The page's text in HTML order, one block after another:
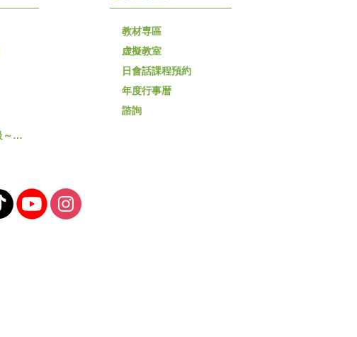
線上課程｜五十音、初級～高級
教材専區
虚擬教室
日會話課程預約
年度行事暦
諮詢